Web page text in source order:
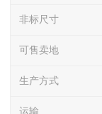
非标尺寸
可售卖地
生产方式
运输